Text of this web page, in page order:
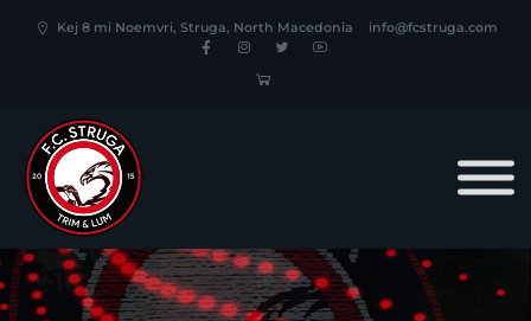
Kej 8 mi Noemvri, Struga, North Macedonia info@fcstruga.com